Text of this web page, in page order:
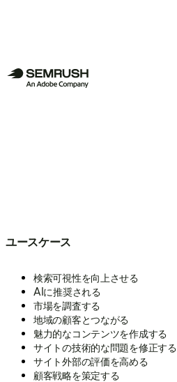
ユースケース
検索可視性を向上させる
AIに推奨される
市場を調査する
地域の顧客とつながる
魅力的なコンテンツを作成する
サイトの技術的な問題を修正する
サイト外部の評価を高める
顧客戦略を策定する